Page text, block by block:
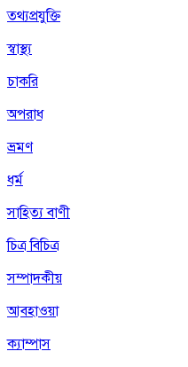
তথ্যপ্রযুক্তি
স্বাস্থ্য
চাকরি
অপরাধ
ভ্রমণ
ধর্ম
সাহিত্য বাণী
চিত্র বিচিত্র
সম্পাদকীয়
আবহাওয়া
ক্যাম্পাস